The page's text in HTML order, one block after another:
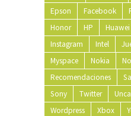
Epson
Facebook
Honor
HP Huawei
Instagram
Intel
Myspace
Nokia
Recomendaciones
Sony
Twitter
Wordpress
Xbox